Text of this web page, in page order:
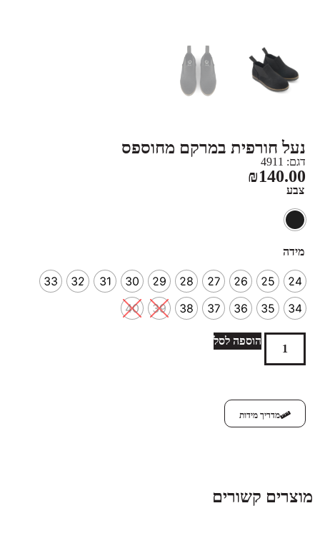
נעל חורפית במרקם מחוספס
דגם: 4911
₪140.00
צבע
מידה
24
25
26
27
28
29
30
31
32
33
34
35
36
37
38
39
40
הוספה לסל
מדריך מידות
מוצרים קשורים